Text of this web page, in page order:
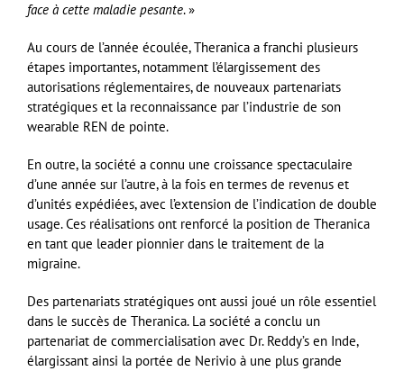
face à cette maladie pesante. »
Au cours de l’année écoulée, Theranica a franchi plusieurs
étapes importantes, notamment l’élargissement des
autorisations réglementaires, de nouveaux partenariats
stratégiques et la reconnaissance par l’industrie de son
wearable REN de pointe.
En outre, la société a connu une croissance spectaculaire
d’une année sur l’autre, à la fois en termes de revenus et
d’unités expédiées, avec l’extension de l’indication de double
usage. Ces réalisations ont renforcé la position de Theranica
en tant que leader pionnier dans le traitement de la
migraine.
Des partenariats stratégiques ont aussi joué un rôle essentiel
dans le succès de Theranica. La société a conclu un
partenariat de commercialisation avec Dr. Reddy’s en Inde,
élargissant ainsi la portée de Nerivio à une plus grande